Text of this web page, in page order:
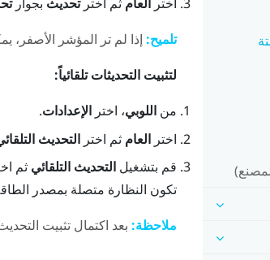
تلميح:إذا لم تر المؤشر الأصفر،
لتثبيت التحديثات تلقائياً:
من اللوبي، اختر الإعدادات.
اختر العام ثم اختر التحديث
قم بتشغيل التحديث التلقائي ثم
تكون النظارة متصلة بمصدر
ملاحظة:بعد اكتمال تثبيت